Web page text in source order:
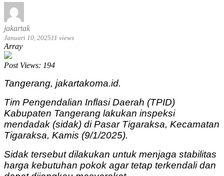
jakartak
Januari 10, 2025 11 views
Array
Post Views: 194
Tangerang, jakartakoma.id.
Tim Pengendalian Inflasi Daerah (TPID)
Kabupaten Tangerang lakukan inspeksi
mendadak (sidak) di Pasar Tigaraksa, Kecamatan
Tigaraksa, Kamis (9/1/2025).
Sidak tersebut dilakukan untuk menjaga stabilitas
harga kebutuhan pokok agar tetap terkendali dan